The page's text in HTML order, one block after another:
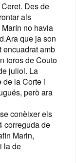
Des de
als
no havia
que ja son
encuadrat amb
toros de Couto
juliol. La
de la Corte i
però ara
conèixer els
correguda de
Marin,
la de